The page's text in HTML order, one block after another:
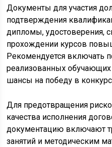
Документы для участия
подтверждения
дипломы, удостоверения,
прохождении курсов
Рекомендуется включать
реализованных
шансы на победу в
Для предотвращения
качества исполнения
документацию включают
занятий и методическим